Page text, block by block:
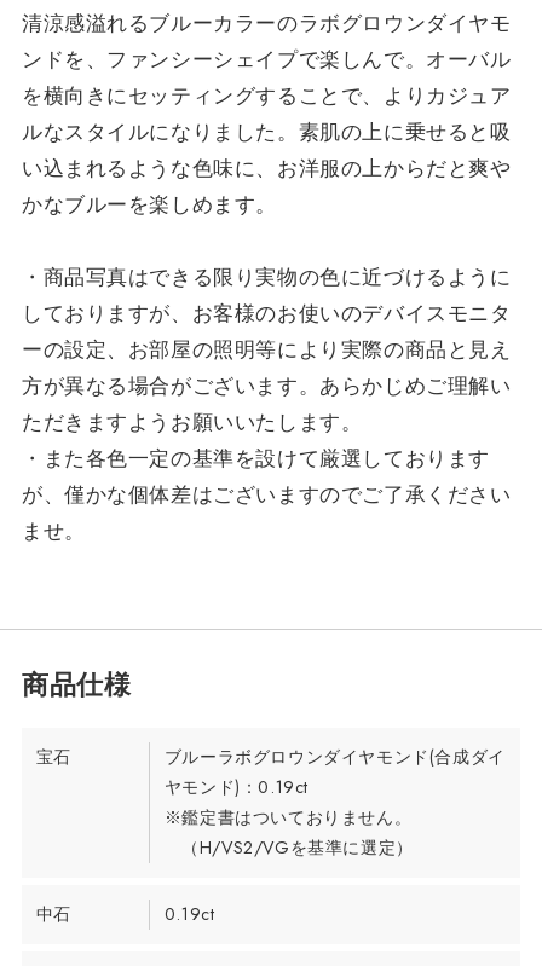
清涼感溢れるブルーカラーのラボグロウンダイヤモ
ンドを、ファンシーシェイプで楽しんで。オーバル
を横向きにセッティングすることで、よりカジュア
ルなスタイルになりました。素肌の上に乗せると吸
い込まれるような色味に、お洋服の上からだと爽や
かなブルーを楽しめます。
・商品写真はできる限り実物の色に近づけるように
しておりますが、お客様のお使いのデバイスモニタ
ーの設定、お部屋の照明等により実際の商品と見え
方が異なる場合がございます。あらかじめご理解い
ただきますようお願いいたします。
・また各色一定の基準を設けて厳選しております
が、僅かな個体差はございますのでご了承ください
ませ。
宝石
ブルーラボグロウンダイヤモンド(合成ダイ
ヤモンド)：0.19ct
※鑑定書はついておりません。
（H/VS2/VGを基準に選定）
中石 0.19ct